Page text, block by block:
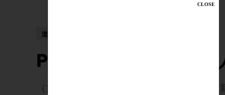
道地好康
PJ SS2豬肉套餐任選
（大馬美食與新聞頻道15日訊）猪肉控又